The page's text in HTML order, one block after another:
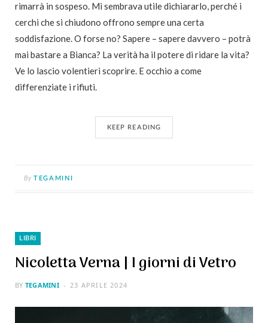
rimarrà in sospeso. Mi sembrava utile dichiararlo, perché i
cerchi che si chiudono offrono sempre una certa
soddisfazione. O forse no? Sapere – sapere davvero – potrà
mai bastare a Bianca? La verità ha il potere di ridare la vita?
Ve lo lascio volentieri scoprire. E occhio a come
differenziate i rifiuti.
KEEP READING
By TEGAMINI
LIBRI
Nicoletta Verna | I giorni di Vetro
BY TEGAMINI 23 APRILE 2024